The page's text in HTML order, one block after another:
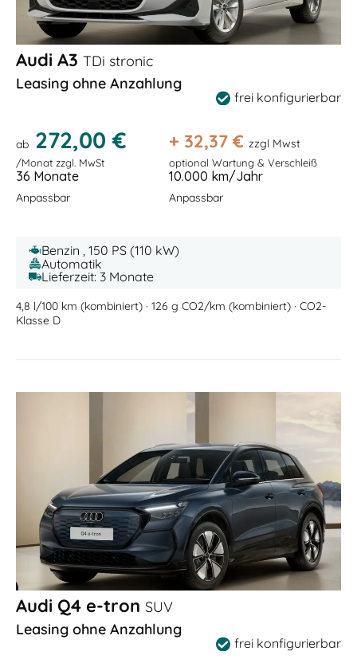
Audi A3 TDi stronic
Leasing ohne Anzahlung
frei konfigurierbar
ab 272,00 €
/Monat zzgl. MwSt
+ 32,37€ zzgl Mwst
optional Wartung & Verschleiß
36 Monate
Anpassbar
10.000 km/Jahr
Anpassbar
Benzin , 150 PS (110 kW)
Automatik
Lieferzeit: 3 Monate
4,8 l/100 km (kombiniert) · 126 g CO2/km (kombiniert) · CO2-
Klasse D
Audi Q4 e-tron SUV
Leasing ohne Anzahlung
frei konfigurierbar